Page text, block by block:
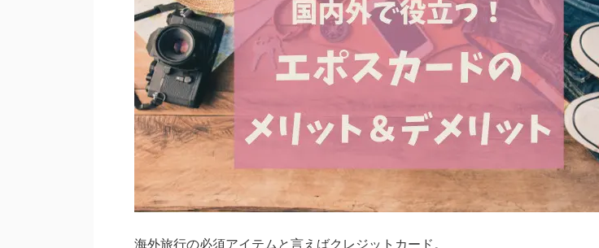
海外旅行の必須アイテムと言えばクレジットカード。